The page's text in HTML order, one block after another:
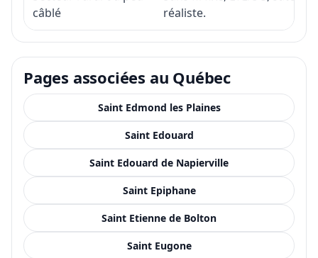
câblé
réaliste.
Pages associées au Québec
Saint Edmond les Plaines
Saint Edouard
Saint Edouard de Napierville
Saint Epiphane
Saint Etienne de Bolton
Saint Eugone